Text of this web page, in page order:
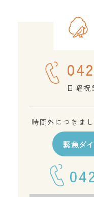
日曜
時間外につきま
緊急ダ